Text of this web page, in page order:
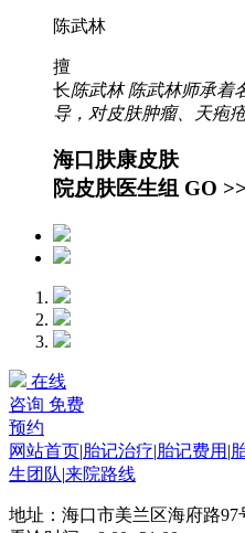
陈武林
擅
长陈武林 陈武林师承着
导，对皮肤肿瘤、天疱疮
海口肤康皮肤
院皮肤医生组 GO >>
在线
咨询 免费
预约
网站首页|胎记治疗|胎记费用 |
生团队|来院路线
地址：海口市美兰区海府路97